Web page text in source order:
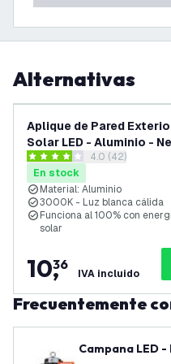
Alternativas
Aplique de Pared
Solar LED - Aluminio -
- 3000K - IP44abrir el panel
4 estrellas de puntuación
4.0 (42)
En stock
Material: Aluminio
3000K - Luz blanca cálida
Funciona al 100% con
solar
10,
36
IVA incluido
Frecuentemente
Campana LED